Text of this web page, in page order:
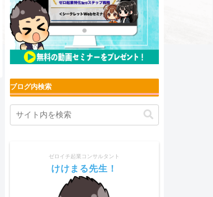
ブログ内検索
ゼロイチ起業コンサルタント
けけまる先生！